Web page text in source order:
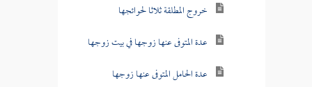
خروج المطلقة ثلاثا لحوائجها
عدة المتوفى عنها زوجها في بيت زوجها
عدة الحامل المتوفى عنها زوجها